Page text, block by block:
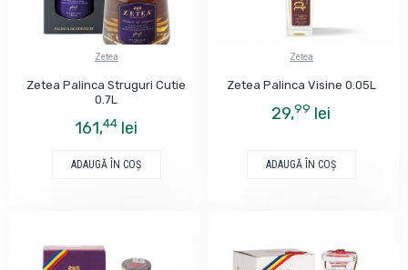
Zetea
Zetea Palinca Struguri Cutie
0.7L
161,44 lei
ADAUGĂ ÎN COŞ
Zetea
Zetea Palinca Visine 0.05L
29,99 lei
ADAUGĂ ÎN COŞ